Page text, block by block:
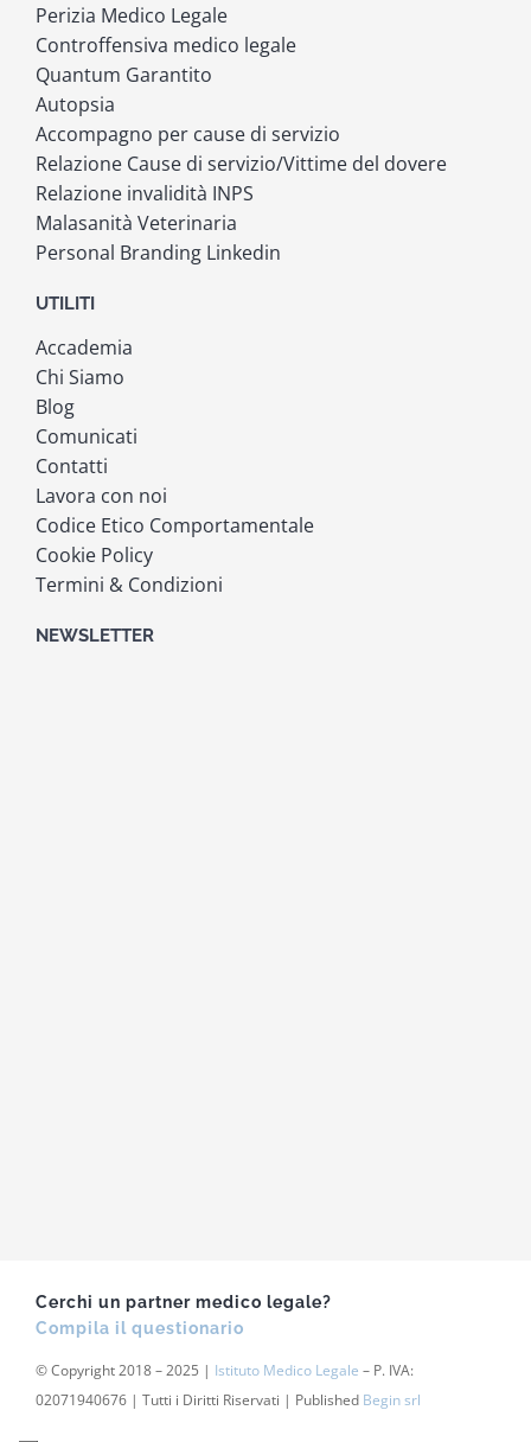
Perizia Medico Legale
Controffensiva medico legale
Quantum Garantito
Autopsia
Accompagno per cause di servizio
Relazione Cause di servizio/Vittime del dovere
Relazione invalidità INPS
Malasanità Veterinaria
Personal Branding Linkedin
UTILITI
Accademia
Chi Siamo
Blog
Comunicati
Contatti
Lavora con noi
Codice Etico Comportamentale
Cookie Policy
Termini & Condizioni
NEWSLETTER
Cerchi un partner medico legale?
Compila il questionario
© Copyright 2018 – 2025 | Istituto Medico Legale – P. IVA:
02071940676 | Tutti i Diritti Riservati | Published Begin srl